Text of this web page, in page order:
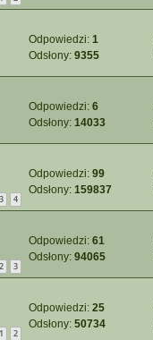
Odpowiedzi: 1
Odsłony: 9355
Odpowiedzi: 6
Odsłony: 14033
3 4
Odpowiedzi: 99
Odsłony: 159837
2 3
Odpowiedzi: 61
Odsłony: 94065
1 2
Odpowiedzi: 25
Odsłony: 50734